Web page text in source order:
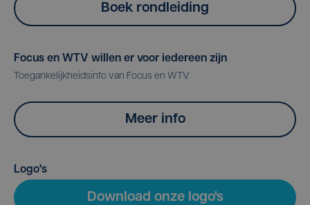
Boek rondleiding
Focus en WTV willen er voor iedereen zijn
Toegankelijkheidsinfo van Focus en WTV
Meer info
Logo's
Download onze logo's